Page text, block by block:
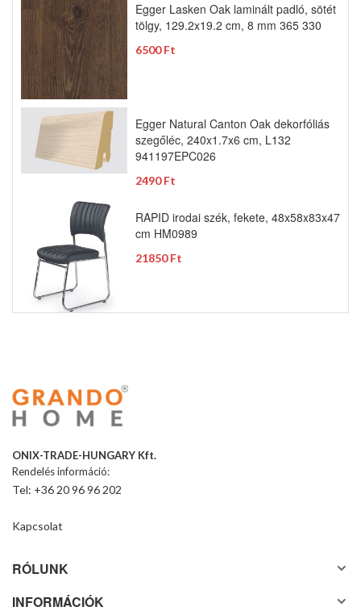
Egger Lasken Oak laminált padló, sötét
tölgy, 129.2x19.2 cm, 8 mm 365 330
6500 Ft
Egger Natural Canton Oak dekorfóliás
szegőléc, 240x1.7x6 cm, L132
941197EPC026
2490 Ft
RAPID irodai szék, fekete, 48x58x83x47
cm HM0989
21850 Ft
ONIX-TRADE-HUNGARY Kft.
Rendelés információ:
Tel: +36 20 96 96 202
Kapcsolat
RÓLUNK
INFORMÁCIÓK